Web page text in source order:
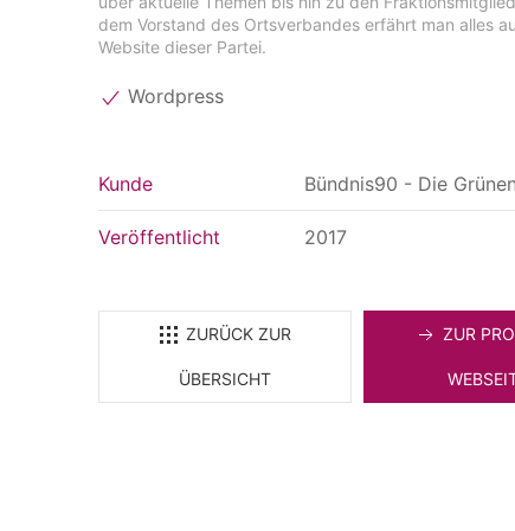
dem Vorstand des Ortsverbandes erfährt man alles
Website dieser Partei.
Wordpress
Kunde Bündnis90 - Die
Veröffentlicht 2017
ZURÜCK ZUR
ÜBERSICHT
ZUR